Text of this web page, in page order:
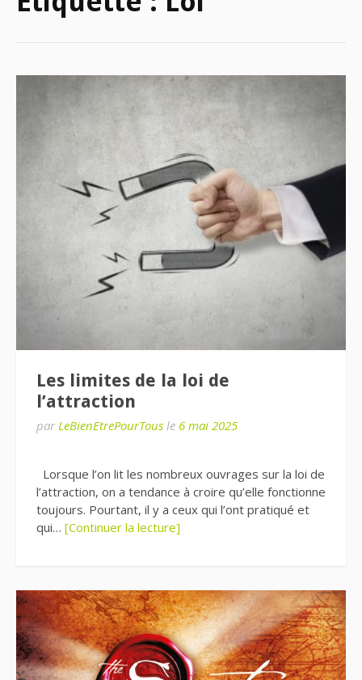
Les limites de la loi de
l’attraction
par LeBienEtrePourTous le 6 mai 2025
Lorsque l’on lit les nombreux ouvrages sur la loi de
l’attraction, on a tendance à croire qu’elle fonctionne
toujours. Pourtant, il y a ceux qui l’ont pratiqué et
qui… [Continuer la lecture]